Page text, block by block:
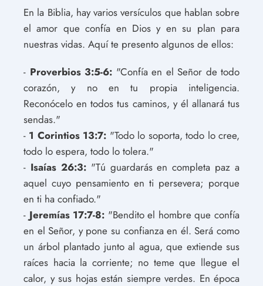
En la Biblia, hay varios versículos que hablan sobre
el amor que confía en Dios y en su plan para
nuestras vidas. Aquí te presento algunos de ellos:
- Proverbios 3:5-6: "Confía en el Señor de todo
corazón, y no en tu propia inteligencia.
Reconócelo en todos tus caminos, y él allanará tus
sendas."
- 1 Corintios 13:7: "Todo lo soporta, todo lo cree,
todo lo espera, todo lo tolera."
- Isaías 26:3:"Tú guardarás en completa paz a
aquel cuyo pensamiento en ti persevera; porque
en ti ha confiado."
- Jeremías 17:7-8: "Bendito el hombre que confía
en el Señor, y pone su confianza en él. Será como
un árbol plantado junto al agua, que extiende sus
raíces hacia la corriente; no teme que llegue el
calor, y sus hojas están siempre verdes. En época